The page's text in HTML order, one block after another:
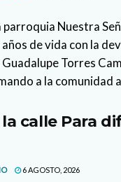
parroquia Nuestra
de vida con la
Torres
a la comunidad
la calle Para
6 AGOSTO, 2026